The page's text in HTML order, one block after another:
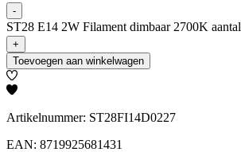
-
ST28 E14 2W Filament dimbaar 2700K aantal
+
Toevoegen aan winkelwagen
Artikelnummer: ST28FI14D0227
EAN: 8719925681431